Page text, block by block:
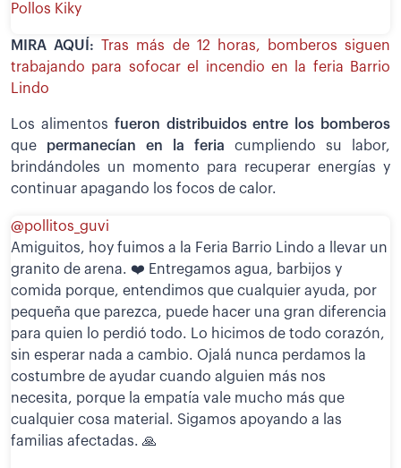
Pollos Kiky
MIRA AQUÍ: Tras más de 12 horas, bomberos siguen
trabajando para sofocar el incendio en la feria Barrio
Lindo
Los alimentos fueron distribuidos entre los bomberos
que permanecían en la feria cumpliendo su labor,
brindándoles un momento para recuperar energías y
continuar apagando los focos de calor.
@pollitos_guvi
Amiguitos, hoy fuimos a la Feria Barrio Lindo a llevar un
granito de arena. ❤️ Entregamos agua, barbijos y
comida porque, entendimos que cualquier ayuda, por
pequeña que parezca, puede hacer una gran diferencia
para quien lo perdió todo. Lo hicimos de todo corazón,
sin esperar nada a cambio. Ojalá nunca perdamos la
costumbre de ayudar cuando alguien más nos
necesita, porque la empatía vale mucho más que
cualquier cosa material. Sigamos apoyando a las
familias afectadas. 🙏